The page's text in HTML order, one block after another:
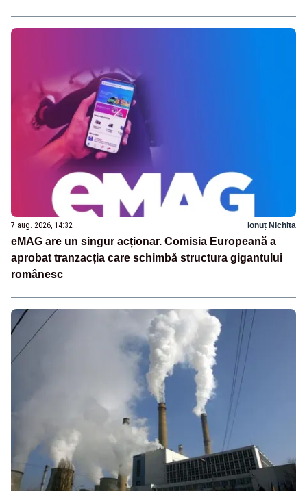
7 aug. 2026, 14:32 Ionuț Nichita
eMAG are un singur acționar. Comisia Europeană a
aprobat tranzacția care schimbă structura gigantului
românesc